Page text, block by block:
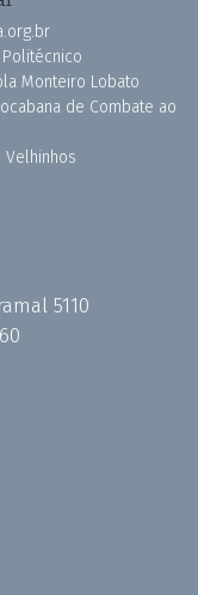
Monteiro Lobato
de Combate ao
Velhinhos
5110